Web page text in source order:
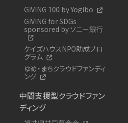
GIVING 100 by Yogibo
GIVING for SDGs
sponsored by ソニー銀行
ケイズハウスNPO助成プロ
グラム
ゆめ・まちクラウドファンディ
ング
中間支援型クラウドファン
ディング